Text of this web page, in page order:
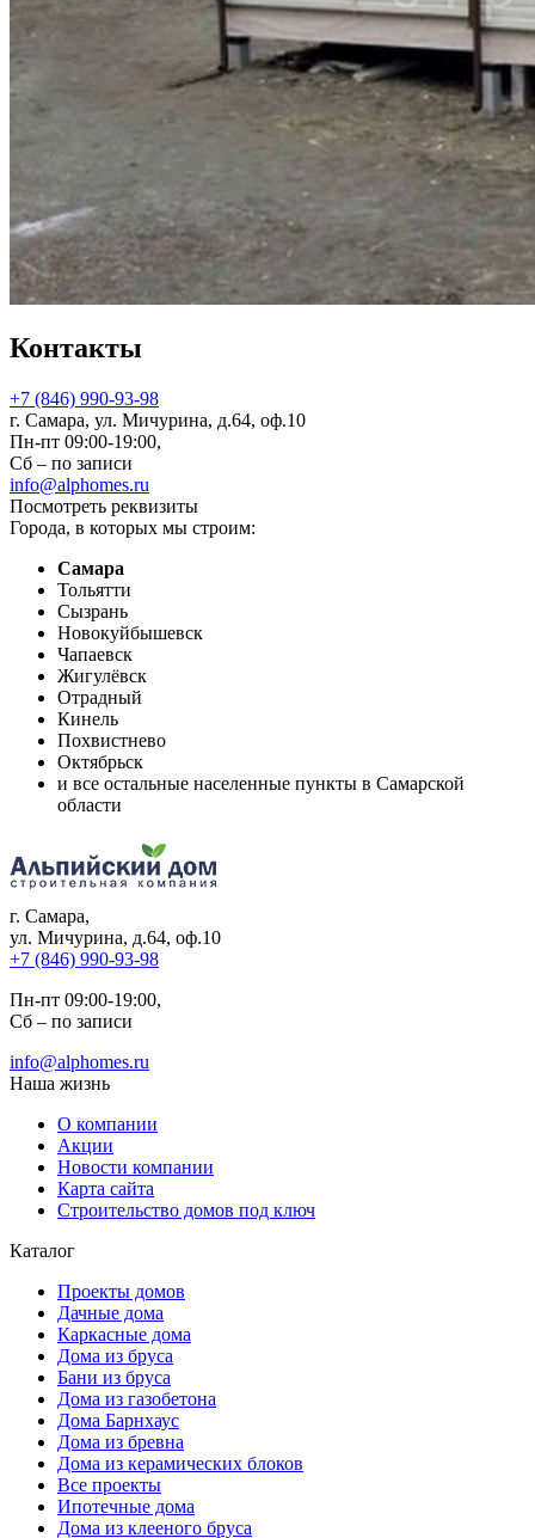
Контакты
+7 (846) 990-93-98
г. Самара, ул. Мичурина, д.64, оф.10
Пн-пт 09:00-19:00,
Сб – по записи
info@alphomes.ru
Посмотреть реквизиты
Города, в которых мы строим:
Самара
Тольятти
Сызрань
Новокуйбышевск
Чапаевск
Жигулёвск
Отрадный
Кинель
Похвистнево
Октябрьск
и все остальные населенные пункты в Самарской
области
г. Самара,
ул. Мичурина, д.64, оф.10
+7 (846) 990-93-98
Пн-пт 09:00-19:00,
Сб – по записи
info@alphomes.ru
Наша жизнь
О компании
Акции
Новости компании
Карта сайта
Строительство домов под ключ
Каталог
Проекты домов
Дачные дома
Каркасные дома
Дома из бруса
Бани из бруса
Дома из газобетона
Дома Барнхаус
Дома из бревна
Дома из керамических блоков
Все проекты
Ипотечные дома
Дома из клееного бруса